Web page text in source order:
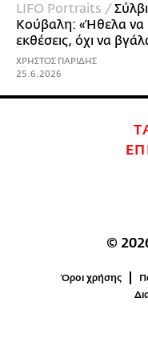
LIFO Portraits /
Κούβαλη: «Ήθελα να
εκθέσεις, όχι να
ΧΡΗΣΤΟΣ ΠΑΡΙΔΗΣ
25.6.2026
©
Όροι χρήσης